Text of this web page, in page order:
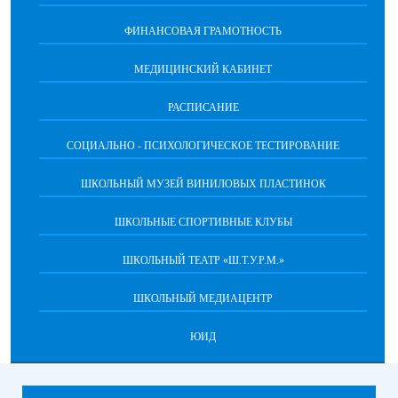
ФИНАНСОВАЯ ГРАМОТНОСТЬ
МЕДИЦИНСКИЙ КАБИНЕТ
РАСПИСАНИЕ
СОЦИАЛЬНО - ПСИХОЛОГИЧЕСКОЕ ТЕСТИРОВАНИЕ
ШКОЛЬНЫЙ МУЗЕЙ ВИНИЛОВЫХ ПЛАСТИНОК
ШКОЛЬНЫЕ СПОРТИВНЫЕ КЛУБЫ
ШКОЛЬНЫЙ ТЕАТР «Ш.Т.У.Р.М.»
ШКОЛЬНЫЙ МЕДИАЦЕНТР
ЮИД